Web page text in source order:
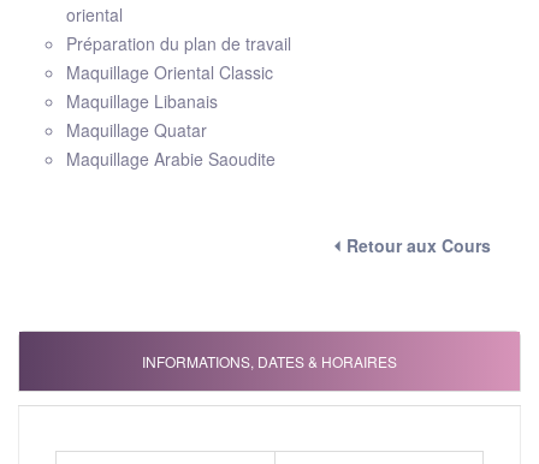
oriental
Préparation du plan de travail
Maquillage Oriental Classic
Maquillage Libanais
Maquillage Quatar
Maquillage Arabie Saoudite
⏴ Retour aux Cours
INFORMATIONS, DATES & HORAIRES